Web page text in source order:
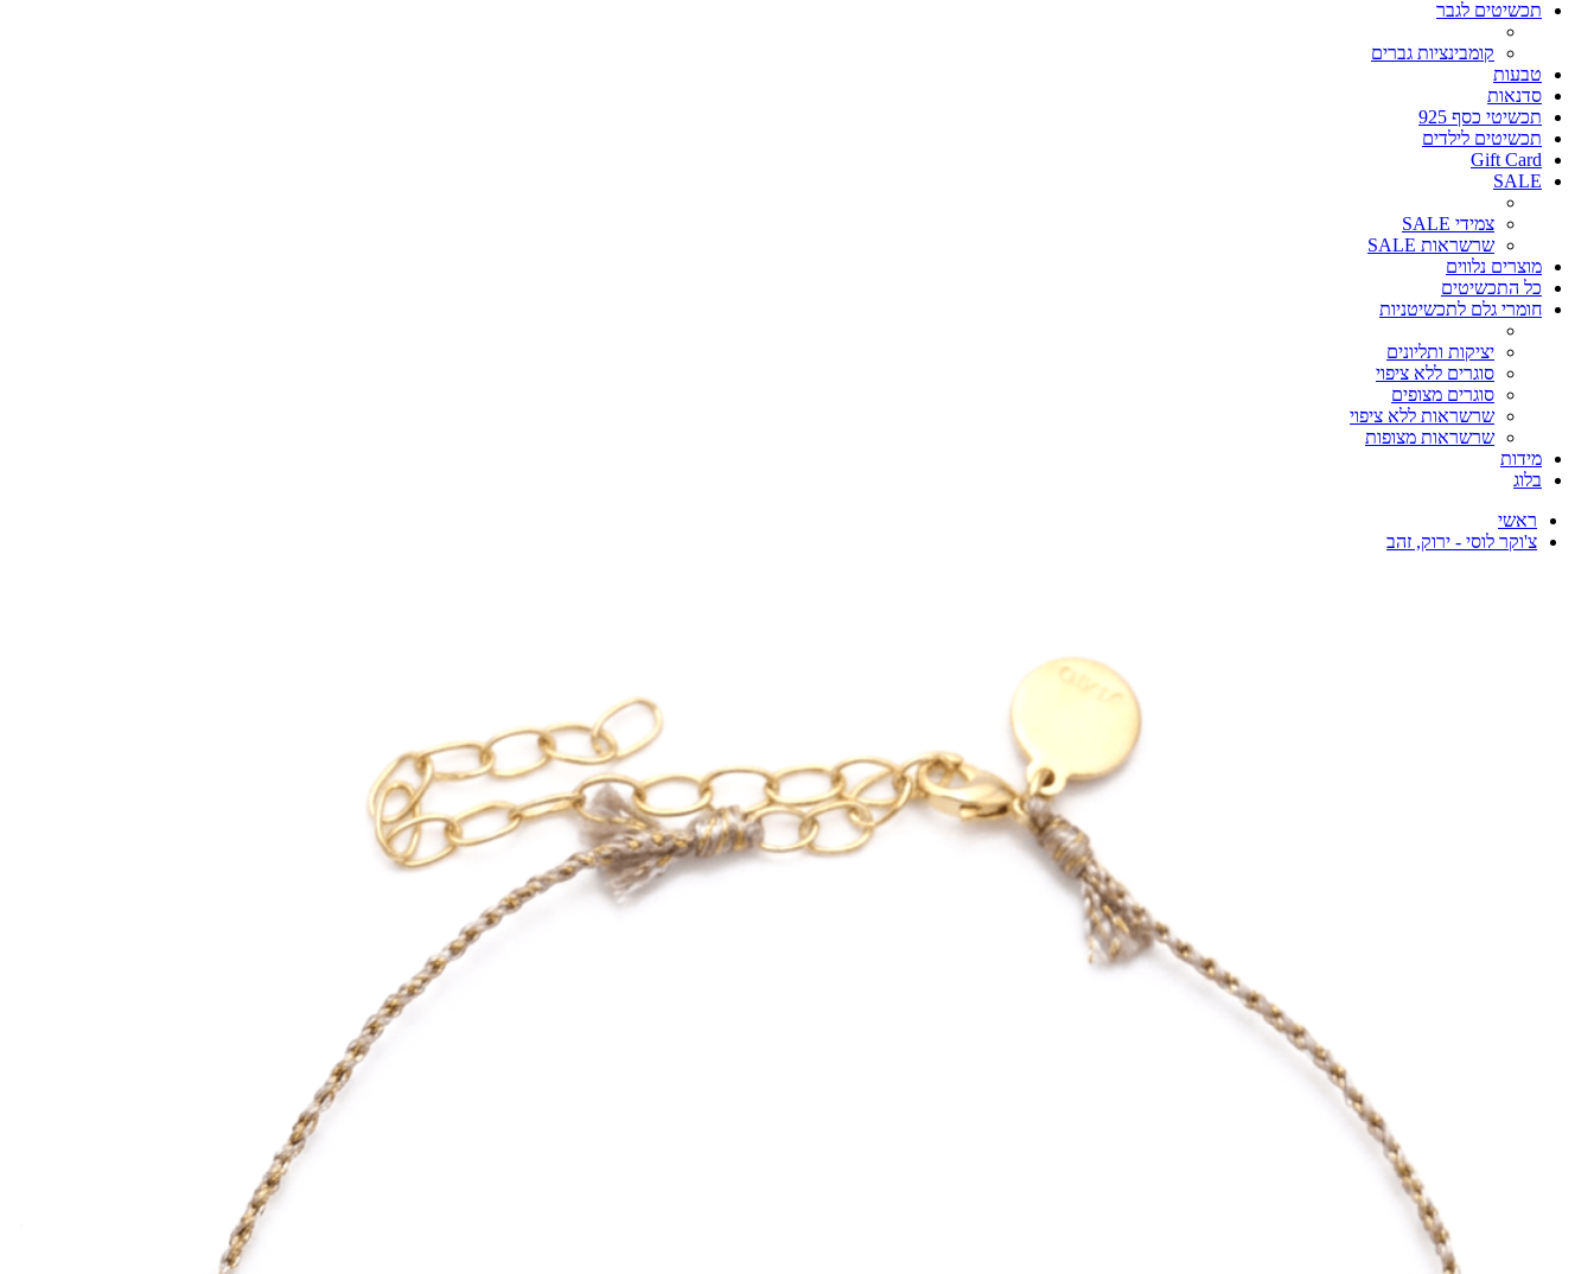
תכשיטים לגבר
קומבינציות גברים
טבעות
סדנאות
תכשיטי כסף 925
תכשיטים לילדים
Gift Card
SALE
צמידי SALE
שרשראות SALE
מוצרים נלווים
כל התכשיטים
חומרי גלם לתכשיטניות
יציקות ותליונים
סוגרים ללא ציפוי
סוגרים מצופים
שרשראות ללא ציפוי
שרשראות מצופות
מידות
בלוג
ראשי
צ'וקר לוסי - ירוק, זהב